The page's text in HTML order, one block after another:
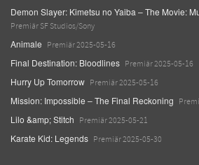
Demon Slayer: Kimetsu no Yaiba – The Movie:
Premiär SF Studios/Sony
Animale Premiär 2025-05-16
Final Destination: Bloodlines Premiär 2025-05-16
Hurry Up Tomorrow Premiär 2025-05-16
Mission: Impossible – The Final Reckoning
Lilo &amp; Stitch Premiär 2025-05-21
Karate Kid: Legends Premiär 2025-05-30